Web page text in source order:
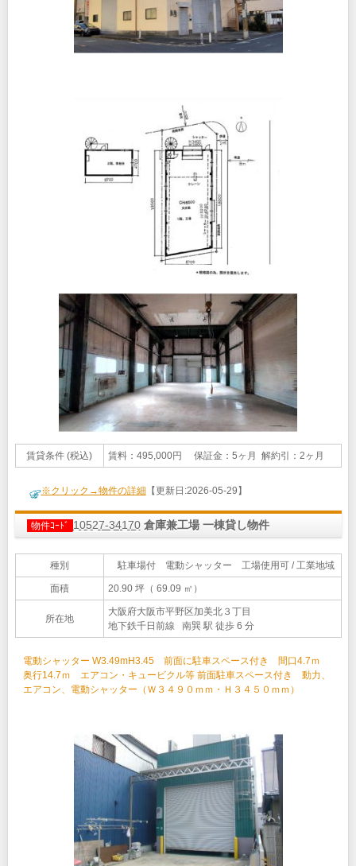
賃貸条件 (税込) 賃料：495,000円 保証金：5ヶ月 解約引：2ヶ月
※クリック→物件の詳細 【更新日:2026-05-29】
物件ｺｰﾄﾞ 10527-34170 倉庫兼工場 一棟貸し物件
種別 駐車場付 電動シャッター 工場使用可 / 工業地域
面積 20.90 坪（ 69.09 ㎡）
所在地
大阪府大阪市平野区加美北３丁目
地下鉄千日前線 南巽 駅 徒歩 6 分
電動シャッター W3.49mH3.45 前面に駐車スペース付き 間口4.7ｍ
奥行14.7ｍ エアコン・キュービクル等 前面駐車スペース付き 動力、
エアコン、電動シャッター（Ｗ３４９０ｍｍ・Ｈ３４５０ｍｍ）